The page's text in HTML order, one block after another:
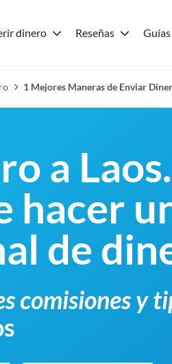
dinero Reseñas Guías
1 Mejores Maneras de Enviar
a
hacer
de
comisiones y